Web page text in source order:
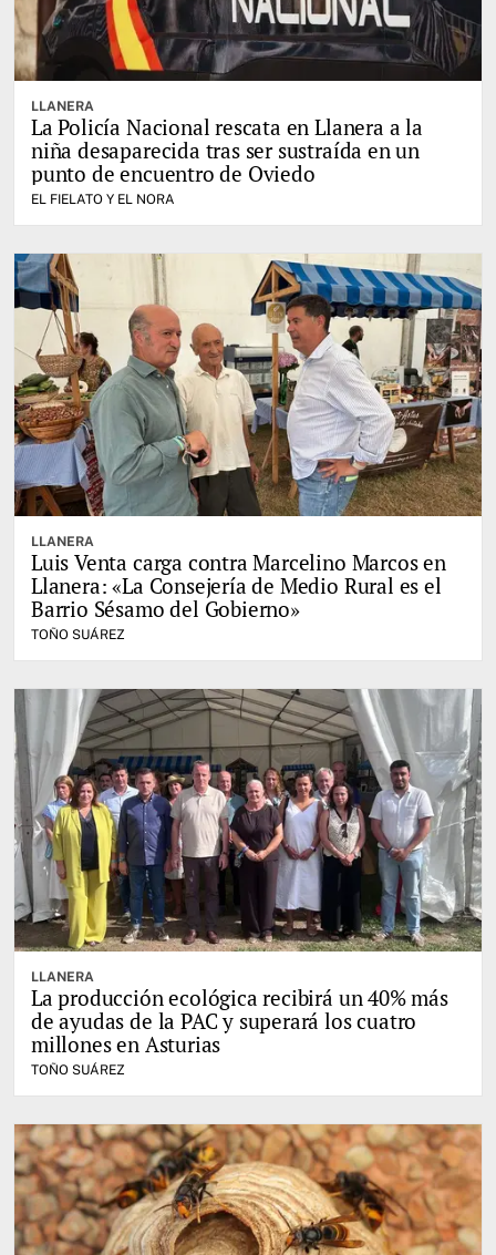
LLANERA
La Policía Nacional rescata en Llanera a la
niña desaparecida tras ser sustraída en un
punto de encuentro de Oviedo
EL FIELATO Y EL NORA
LLANERA
Luis Venta carga contra Marcelino Marcos en
Llanera: «La Consejería de Medio Rural es el
Barrio Sésamo del Gobierno»
TOÑO SUÁREZ
LLANERA
La producción ecológica recibirá un 40% más
de ayudas de la PAC y superará los cuatro
millones en Asturias
TOÑO SUÁREZ